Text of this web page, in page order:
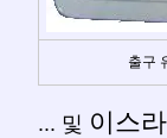
출구
... 및 이스